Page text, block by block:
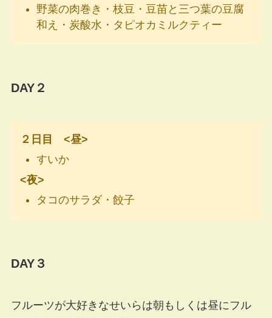
野菜の肉巻き・枝豆・豆苗と三つ葉の豆腐
和え・炭酸水・タピオカミルクティー
DAY２
２日目 <昼>
すいか
<夜>
タコのサラダ・餃子
DAY３
フルーツが大好きなせいらは朝もしくは昼にフル